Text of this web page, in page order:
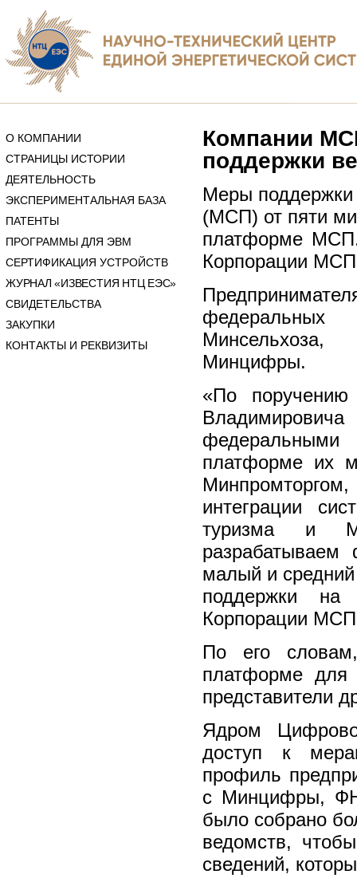
О КОМПАНИИ
СТРАНИЦЫ ИСТОРИИ
ДЕЯТЕЛЬНОСТЬ
ЭКСПЕРИМЕНТАЛЬНАЯ БАЗА
ПАТЕНТЫ
ПРОГРАММЫ ДЛЯ ЭВМ
СЕРТИФИКАЦИЯ УСТРОЙСТВ
ЖУРНАЛ «ИЗВЕСТИЯ НТЦ ЕЭС»
СВИДЕТЕЛЬСТВА
ЗАКУПКИ
КОНТАКТЫ И РЕКВИЗИТЫ
Компании
поддержки
Меры поддержки
(МСП) от пяти
платформе
Корпорации
Минцифры.
«По поручению
платформе их
интеграции
туризма и
малый и
поддержки
Корпорации
По его
платформе для
представители
Ядром
доступ к
профиль
с Минцифры,
было собрано
ведомств,
сведений,